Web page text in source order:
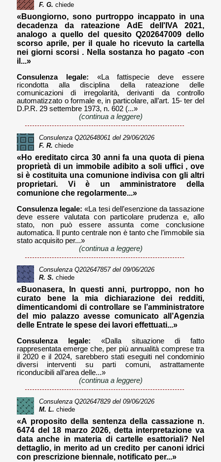
F. G. chiede
«Buongiorno, sono purtroppo incappato in una
decadenza da rateazione AdE dell'IVA 2021,
analogo a quello del quesito Q202647009 dello
scorso aprile, per il quale ho ricevuto la cartella
nei giorni scorsi . Nella sostanza ho pagato -con
il...»
Consulenza legale: «La fattispecie deve essere
ricondotta alla disciplina della rateazione delle
comunicazioni di irregolarità, derivanti da controllo
automatizzato o formale e, in particolare, all’art. 15- ter del
D.P.R. 29 settembre 1973, n. 602 (...»
(continua a leggere)
Consulenza Q202648061 del 29/06/2026
F. R. chiede
«Ho ereditato circa 30 anni fa una quota di piena
proprietà di un immobile adibito a soli uffici , ove
si è costituita una comunione indivisa con gli altri
proprietari. Vi è un amministratore della
comunione che regolarmente...»
Consulenza legale: «La tesi dell’esenzione da tassazione
deve essere valutata con particolare prudenza e, allo
stato, non può essere assunta come conclusione
automatica. Il punto centrale non è tanto che l’immobile sia
stato acquisito per...»
(continua a leggere)
Consulenza Q202647857del 09/06/2026
R. S. chiede
«Buonasera, In questi anni, purtroppo, non ho
curato bene la mia dichiarazione dei redditi,
dimenticandomi di controllare se l’amministratore
del mio palazzo avesse comunicato all’Agenzia
delle Entrate le spese dei lavori effettuati...»
Consulenza legale: «Dalla situazione di fatto
rappresentata emerge che, per più annualità comprese tra
il 2020 e il 2024, sarebbero stati eseguiti nel condominio
diversi interventi su parti comuni, astrattamente
riconducibili all’area delle...»
(continua a leggere)
Consulenza Q202647829 del 09/06/2026
M. L. chiede
«A proposito della sentenza della cassazione n.
6474 del 18 marzo 2026, detta interpretazione va
data anche in materia di cartelle esattoriali? Nel
dettaglio, in merito ad un credito per canoni idrici
con prescrizione biennale, notificato per...»